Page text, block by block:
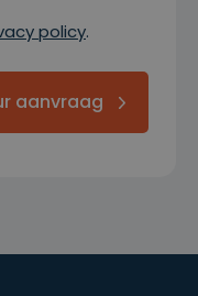
policy.
aanvraag